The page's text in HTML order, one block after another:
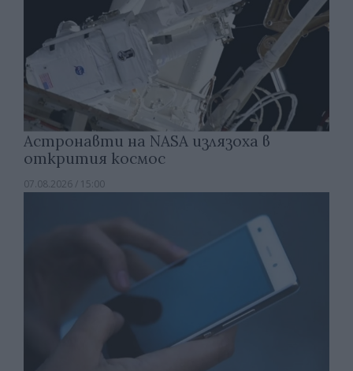
Астронавти на NASA излязоха в
открития космос
07.08.2026 / 15:00